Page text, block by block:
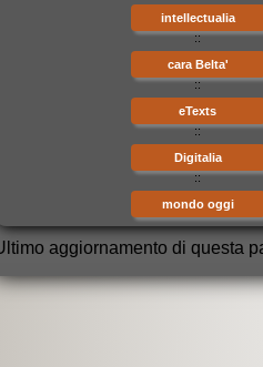
intellectualia
::
cara Belta'
::
eTexts
::
Digitalia
::
mondo oggi
aggiornamento di questa